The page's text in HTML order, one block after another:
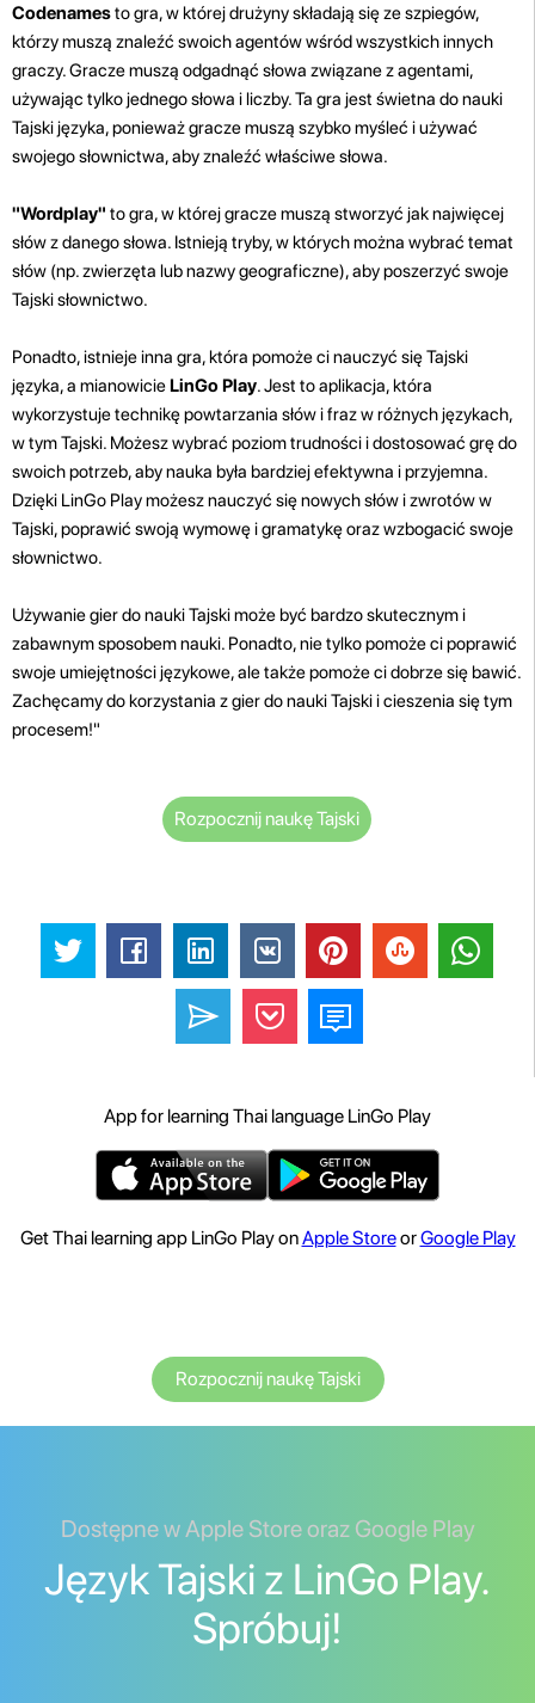
Codenamesto gra, w której drużyny składają się ze szpiegów,
którzy muszą znaleźć swoich agentów wśród wszystkich innych
graczy. Gracze muszą odgadnąć słowa związane z agentami,
używając tylko jednego słowa i liczby. Ta gra jest świetna do nauki
Tajski języka, ponieważ gracze muszą szybko myśleć i używać
swojego słownictwa, aby znaleźć właściwe słowa.
"Wordplay" to gra, w której gracze muszą stworzyć jak najwięcej
słów z danego słowa. Istnieją tryby, w których można wybrać temat
słów (np. zwierzęta lub nazwy geograficzne), aby poszerzyć swoje
Tajski słownictwo.
Ponadto, istnieje inna gra, która pomoże ci nauczyć się Tajski
języka, a mianowicieLinGo Play. Jest to aplikacja, która
wykorzystuje technikę powtarzania słów i fraz w różnych językach,
w tym Tajski. Możesz wybrać poziom trudności i dostosować grę do
swoich potrzeb, aby nauka była bardziej efektywna i przyjemna.
Dzięki LinGo Play możesz nauczyć się nowych słów i zwrotów w
Tajski, poprawić swoją wymowę i gramatykę oraz wzbogacić swoje
słownictwo.
Używanie gier do nauki Tajski może być bardzo skutecznym i
zabawnym sposobem nauki. Ponadto, nie tylko pomoże ci poprawić
swoje umiejętności językowe, ale także pomoże ci dobrze się bawić.
Zachęcamy do korzystania z gier do nauki Tajski i cieszenia się tym
procesem!"
Rozpocznij naukę Tajski
App for learning Thai language LinGo Play
Get Thai learning app LinGo Play onApple StoreorGoogle Play
Rozpocznij naukę Tajski
Dostępne w Apple Store oraz Google Play
Język Tajski z LinGo Play.
Spróbuj!